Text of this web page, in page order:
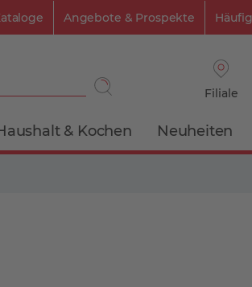
Angebote & Prospekte
Filiale
& Kochen Neuheiten